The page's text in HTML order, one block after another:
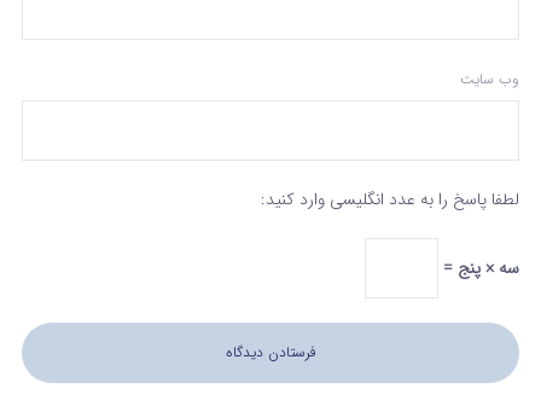
وب‌ سایت
لطفا پاسخ را به عدد انگلیسی وارد کنید:
سه × پنج =